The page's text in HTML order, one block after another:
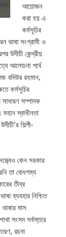
আয়োজন
করা হয় এ
কর্মসূচির
ভাষা সংগ্রামী ও
উদীচী কেন্দ্রীয়
আলোচনা পর্বে
বদিউর রহমান,
কর্মসূচির
সাধারণ সম্পাদক
স্বাধীনতা
শিল্পী-
কেন সরকার
তা বোধগম্য
তীব্র
ব্যবহার নিশ্চিত
ভাষার মাস
সংসদ সর্বস্তরে
রচনা